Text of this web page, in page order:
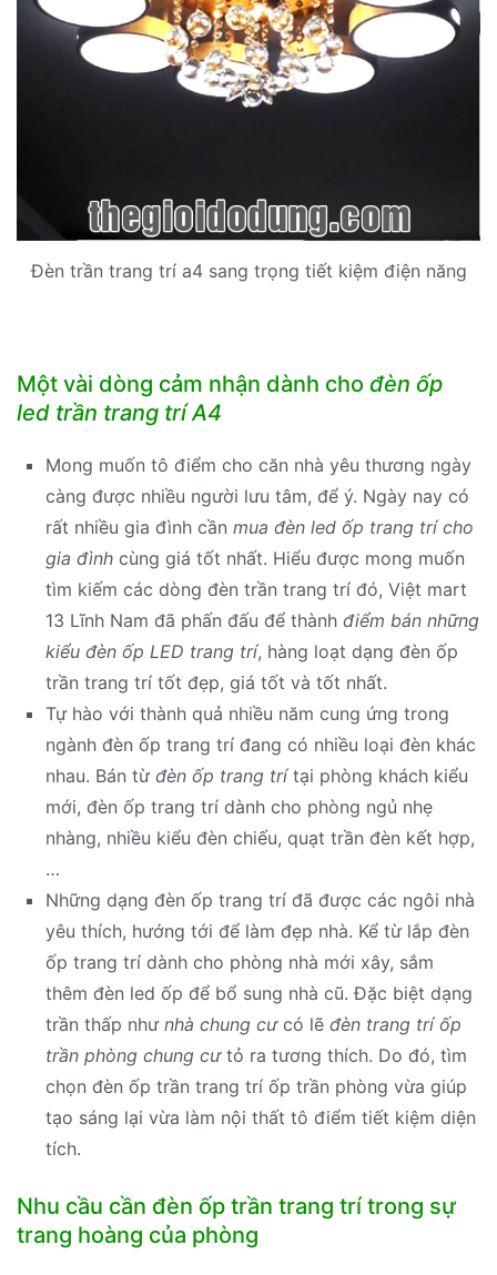
Đèn trần trang trí a4 sang trọng tiết kiệm điện năng
Một vài dòng cảm nhận dành cho đèn ốp
led trần trang trí A4
Mong muốn tô điểm cho căn nhà yêu thương ngày
càng được nhiều người lưu tâm, để ý. Ngày nay có
rất nhiều gia đình cần mua đèn led ốp trang trí cho
gia đìnhcùng giá tốt nhất. Hiểu được mong muốn
tìm kiếm các dòng đèn trần trang trí đó, Việt mart
13 Lĩnh Nam đã phấn đấu để thành điểm bán những
kiểu đèn ốp LED trang trí, hàng loạt dạng đèn ốp
trần trang trí tốt đẹp, giá tốt và tốt nhất.
Tự hào với thành quả nhiều năm cung ứng trong
ngành đèn ốp trang trí đang có nhiều loại đèn khác
nhau. Bán từ đèn ốp trang trítại phòng khách kiểu
mới, đèn ốp trang trí dành cho phòng ngủ nhẹ
nhàng, nhiều kiểu đèn chiếu, quạt trần đèn kết hợp,
…
Những dạng đèn ốp trang trí đã được các ngôi nhà
yêu thích, hướng tới để làm đẹp nhà. Kể từ lắp đèn
ốp trang trí dành cho phòng nhà mới xây, sắm
thêm đèn led ốp để bổ sung nhà cũ. Đặc biệt dạng
trần thấp như nhà chung cưcó lẽ đèn trang trí ốp
trần phòng chung cưtỏ ra tương thích. Do đó, tìm
chọn đèn ốp trần trang trí ốp trần phòng vừa giúp
tạo sáng lại vừa làm nội thất tô điểm tiết kiệm diện
tích.
Nhu cầu cần đèn ốp trần trang trí trong sự
trang hoàng của phòng